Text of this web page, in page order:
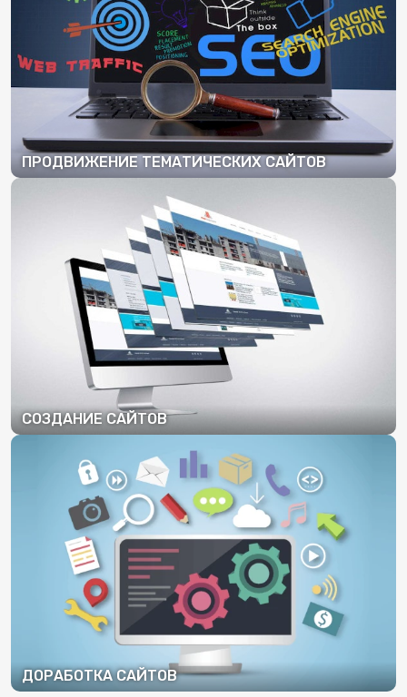
ПРОДВИЖЕНИЕ ТЕМАТИЧЕСКИХ САЙТОВ
СОЗДАНИЕ САЙТОВ
ДОРАБОТКА САЙТОВ